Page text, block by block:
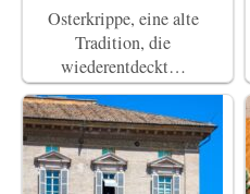
Osterkrippe, eine alte
Tradition, die
wiederentdeckt…